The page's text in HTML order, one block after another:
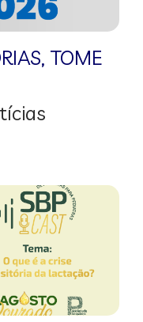
, TOME